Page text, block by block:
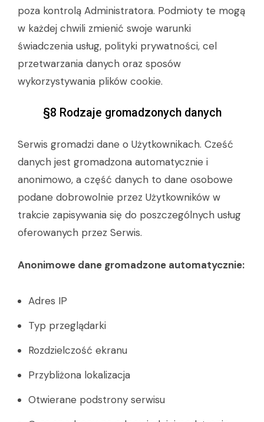
poza kontrolą Administratora. Podmioty te mogą
w każdej chwili zmienić swoje warunki
świadczenia usług, polityki prywatności, cel
przetwarzania danych oraz sposów
wykorzystywania plików cookie.
§8 Rodzaje gromadzonych danych
Serwis gromadzi dane o Użytkownikach. Cześć
danych jest gromadzona automatycznie i
anonimowo, a część danych to dane osobowe
podane dobrowolnie przez Użytkowników w
trakcie zapisywania się do poszczególnych usług
oferowanych przez Serwis.
Anonimowe dane gromadzone automatycznie:
Adres IP
Typ przeglądarki
Rozdzielczość ekranu
Przybliżona lokalizacja
Otwierane podstrony serwisu